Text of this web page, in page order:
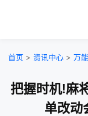
首页 > 资讯中心 > 万
把握时机!麻
单改动